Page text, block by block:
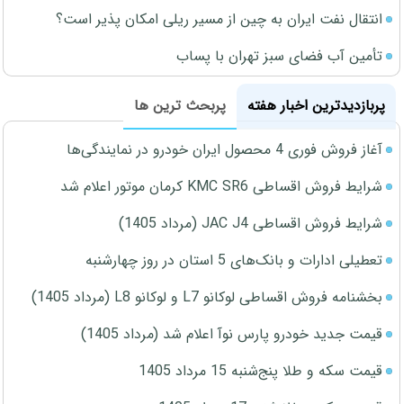
انتقال نفت ایران به چین از مسیر ریلی امکان پذیر است؟
تأمین آب فضای سبز تهران با پساب
پربازدیدترین اخبار هفته
پربحث ترین ها
آغاز فروش فوری 4 محصول ایران خودرو در نمایندگی‌ها
شرایط فروش اقساطی KMC SR6 کرمان موتور اعلام شد
شرایط فروش اقساطی JAC J4 (مرداد 1405)
تعطیلی ادارات و بانک‌های 5 استان در روز چهارشنبه
بخشنامه فروش اقساطی لوکانو L7 و لوکانو L8 (مرداد 1405)
قیمت جدید خودرو پارس نوآ اعلام شد (مرداد 1405)
قیمت سکه و طلا پنج‌شنبه 15 مرداد 1405